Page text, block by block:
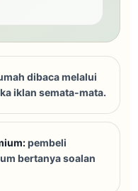
dibaca melalui
iklan semata-mata.
pembeli
bertanya soalan